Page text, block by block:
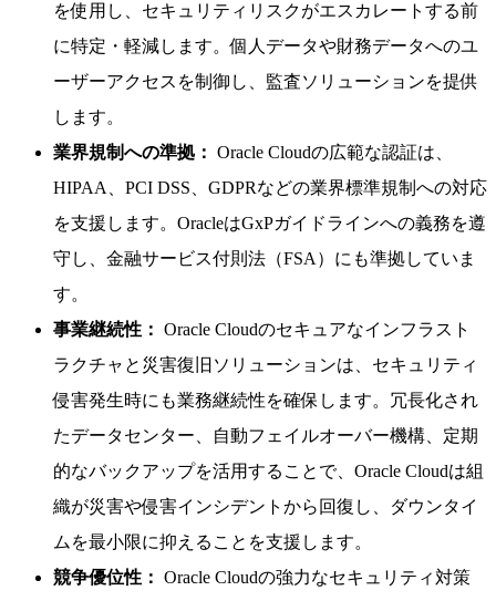
を使用し、セキュリティリスクがエスカレートする前
に特定・軽減します。個人データや財務データへのユ
ーザーアクセスを制御し、監査ソリューションを提供
します。
業界規制への準拠： Oracle Cloudの広範な認証は、
HIPAA、PCI DSS、GDPRなどの業界標準規制への対応
を支援します。OracleはGxPガイドラインへの義務を遵
守し、金融サービス付則法（FSA）にも準拠していま
す。
事業継続性： Oracle Cloudのセキュアなインフラスト
ラクチャと災害復旧ソリューションは、セキュリティ
侵害発生時にも業務継続性を確保します。冗長化され
たデータセンター、自動フェイルオーバー機構、定期
的なバックアップを活用することで、Oracle Cloudは組
織が災害や侵害インシデントから回復し、ダウンタイ
ムを最小限に抑えることを支援します。
競争優位性： Oracle Cloudの強力なセキュリティ対策